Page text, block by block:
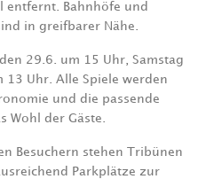
entfernt. Bahnhöfe und
in greifbarer Nähe.
29.6. um 15 Uhr, Samstag
13 Uhr. Alle Spiele werden
und die passende
Wohl der Gäste.
Besuchern stehen Tribünen
Parkplätze zur